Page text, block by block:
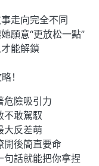
走向完全不同
願意“更放松一點”
能解鎖
！
險吸引力
敢駕馭
反差萌
後簡直要命
話就能把你拿捏